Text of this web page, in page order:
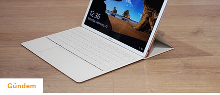
Gündem